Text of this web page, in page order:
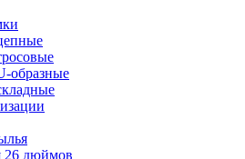
образные
26 дюймов